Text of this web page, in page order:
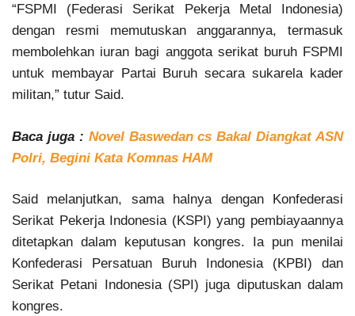
“FSPMI (Federasi Serikat Pekerja Metal Indonesia)
dengan resmi memutuskan anggarannya, termasuk
membolehkan iuran bagi anggota serikat buruh FSPMI
untuk membayar Partai Buruh secara sukarela kader
militan,” tutur Said.
Baca juga : Novel Baswedan cs Bakal Diangkat ASN
Polri, Begini Kata Komnas HAM
Said melanjutkan, sama halnya dengan Konfederasi
Serikat Pekerja Indonesia (KSPI) yang pembiayaannya
ditetapkan dalam keputusan kongres. Ia pun menilai
Konfederasi Persatuan Buruh Indonesia (KPBI) dan
Serikat Petani Indonesia (SPI) juga diputuskan dalam
kongres.